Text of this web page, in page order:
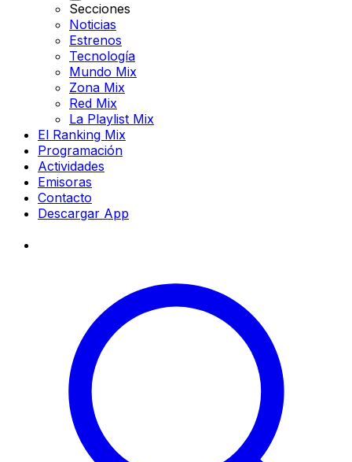
Secciones
Noticias
Estrenos
Tecnología
Mundo Mix
Zona Mix
Red Mix
La Playlist Mix
El Ranking Mix
Programación
Actividades
Emisoras
Contacto
Descargar App